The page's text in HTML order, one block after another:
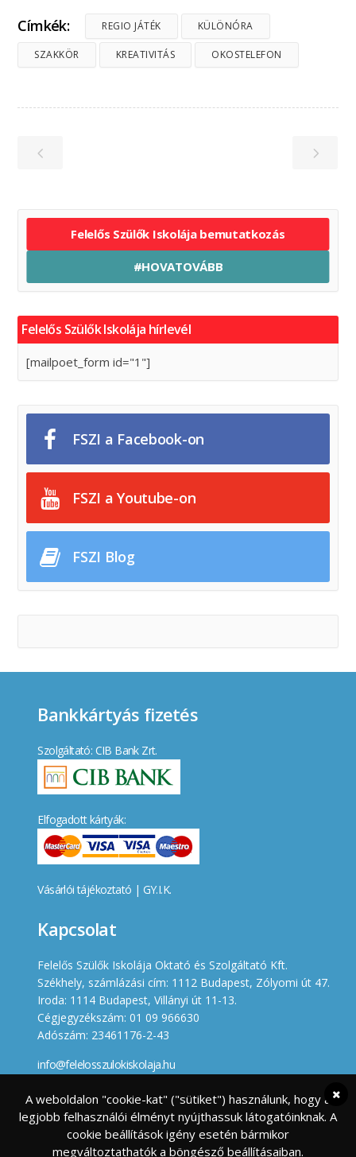
Címkék: REGIO JÁTÉK KÜLÖNÓRA
SZAKKÖR KREATIVITÁS OKOSTELEFON
Felelős Szülők Iskolája bemutatkozás
#HOVATOVÁBB
Felelős Szülők Iskolája hírlevél
[mailpoet_form id="1"]
FSZI a Facebook-on
FSZI a Youtube-on
FSZI Blog
Bankkártyás fizetés
Szolgáltató: CIB Bank Zrt.
Elfogadott kártyák:
Vásárlói tájékoztató | GY.I.K.
Kapcsolat
Felelős Szülők Iskolája Oktató és Szolgáltató Kft.
Székhely, számlázási cím: 1112 Budapest, Zólyomi út 47.
Iroda: 1114 Budapest, Villányi út 11-13.
Cégjegyzékszám: 01 09 966630
Adószám: 23461176-2-43
info@felelosszulokiskolaja.hu
A weboldalon "cookie-kat" ("sütiket") használunk, hogy a
legjobb felhasználói élményt nyújthassuk látogatóinknak. A
cookie beállítások igény esetén bármikor
megváltoztathatók a böngésző beállításaiban.